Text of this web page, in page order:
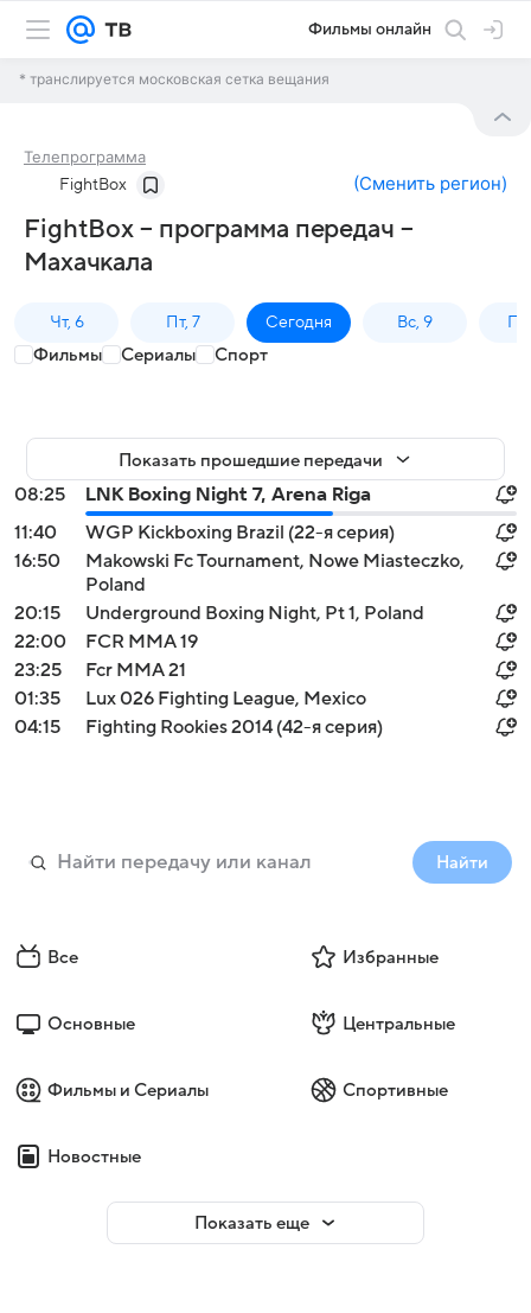
Фильмы онлайн
* транслируется московская сетка вещания
Телепрограмма
FightBox (Сменить регион)
FightBox – программа передач –
Махачкала
Чт, 6 Пт, 7 Сегодня Вс, 9
Фильмы Сериалы Спорт
Показать прошедшие передачи
08:25
LNK Boxing Night 7, Arena Riga
11:40
WGP Kickboxing Brazil (22-я серия)
16:50
Makowski Fc Tournament, Nowe Miasteczko,
Poland
20:15
Underground Boxing Night, Pt 1, Poland
22:00
FCR MMA 19
23:25
Fcr MMA 21
01:35
Lux 026 Fighting League, Mexico
04:15
Fighting Rookies 2014 (42-я серия)
Найти
Все Избранные
Основные Центральные
Фильмы и Сериалы Спортивные
Новостные
Показать еще